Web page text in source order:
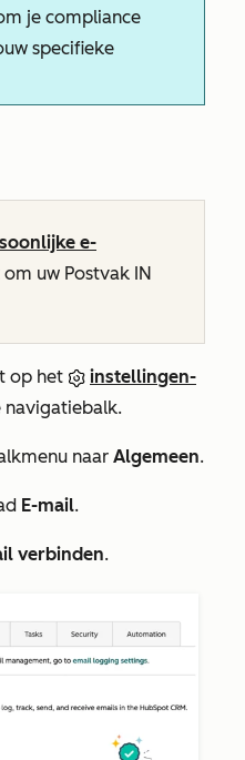
je compliance
specifieke
e-
om uw Postvak IN
op het
instellingen-
navigatiebalk.
naar Algemeen.
E-mail.
verbinden.